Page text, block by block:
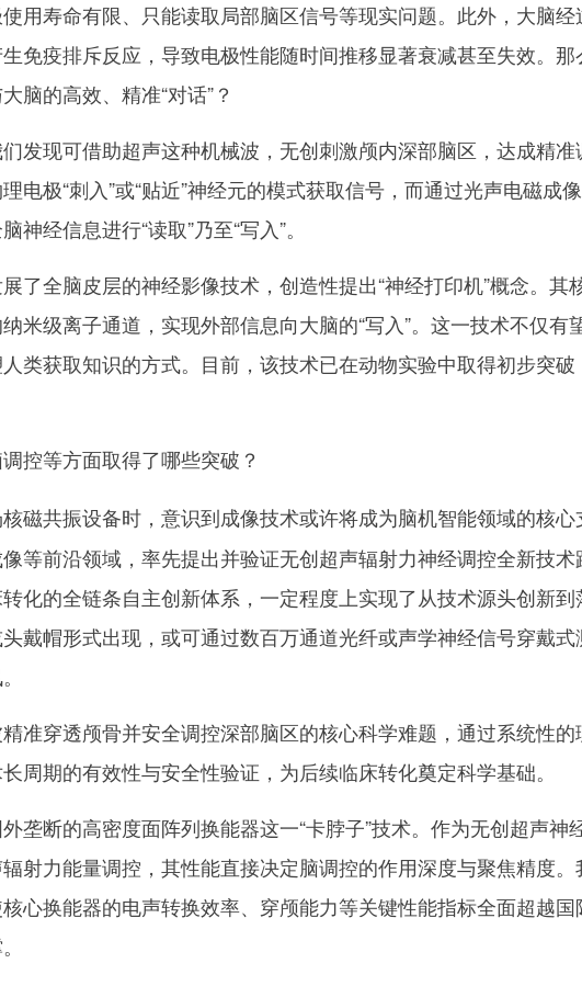
寿命有限、只能读取局部脑区信号等现实问题。此外，大脑经
免疫排斥反应，导致电极性能随时间推移显著衰减甚至失效。
脑的高效、精准“对话”？
现可借助超声这种机械波，无创刺激颅内深部脑区，达成精准
电极“刺入”或“贴近”神经元的模式获取信号，而通过光声电磁成
经信息进行“读取”乃至“写入”。
全脑皮层的神经影像技术，创造性提出“神经打印机”概念。其
米级离子通道，实现外部信息向大脑的“写入”。这一技术不仅有
类获取知识的方式。目前，该技术已在动物实验中取得初步突
控等方面取得了哪些突破？
磁共振设备时，意识到成像技术或许将成为脑机智能领域的核
等前沿领域，率先提出并验证无创超声辐射力神经调控全新技
化的全链条自主创新体系，一定程度上实现了从技术源头创新到
戴帽形式出现，或可通过数百万通道光纤或声学神经信号穿戴
穿透颅骨并安全调控深部脑区的核心科学难题，通过系统性的
周期的有效性与安全性验证，为后续临床转化奠定科学基础。
断的高密度面阵列换能器这一“卡脖子”技术。作为无创超声神
射力能量调控，其性能直接决定脑调控的作用深度与聚焦精度
心换能器的电声转换效率、穿颅能力等关键性能指标全面超越